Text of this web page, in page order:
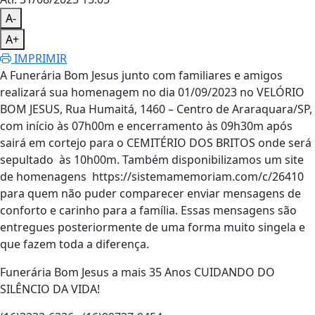
A-
A+
IMPRIMIR
A Funerária Bom Jesus junto com familiares e amigos
realizará sua homenagem no dia 01/09/2023 no VELÓRIO
BOM JESUS, Rua Humaitá, 1460 – Centro de Araraquara/SP,
com início às 07h00m e encerramento às 09h30m após
sairá em cortejo para o CEMITÉRIO DOS BRITOS onde será
sepultado às 10h00m. Também disponibilizamos um site
de homenagens https://sistemamemoriam.com/c/26410
para quem não puder comparecer enviar mensagens de
conforto e carinho para a família. Essas mensagens são
entregues posteriormente de uma forma muito singela e
que fazem toda a diferença.
Funerária Bom Jesus a mais 35 Anos CUIDANDO DO
SILÊNCIO DA VIDA!